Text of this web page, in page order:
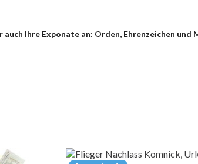
Ihre Exponate an: Orden, Ehrenzeichen